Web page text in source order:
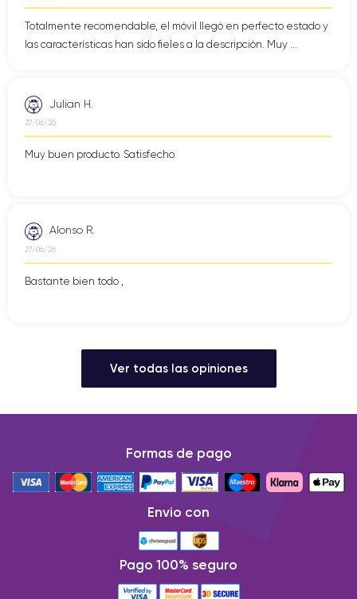
Totalmente recomendable, el móvil llegó en perfecto estado y
las características han sido fieles a la descripción. Muy ...
Julian H.
27/06/26
Muy buen producto. Satisfecho.
Alonso R.
27/06/26
Bastante bien todo ,
Ver todas las opiniones
Formas de pago
Envio con
Pago 100% seguro